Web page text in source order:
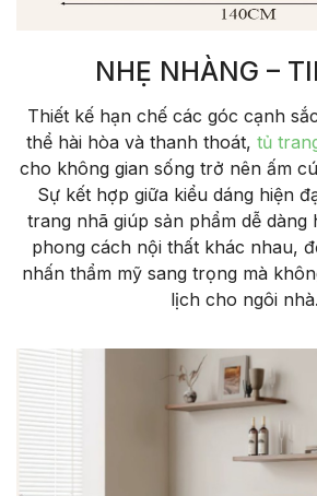
NHẸ NHÀNG –
Thiết kế hạn chế các góc cạnh
thể hài hòa và thanh thoát, tủ
cho không gian sống trở nên ấm
Sự kết hợp giữa kiểu dáng hiện
trang nhã giúp sản phẩm dễ dàng
phong cách nội thất khác nhau,
nhấn thẩm mỹ sang trọng mà
lịch cho ngôi nhà.